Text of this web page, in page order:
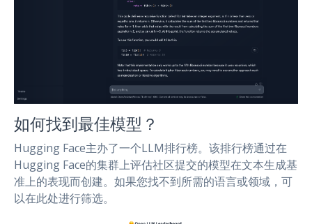
如何找到最佳模型？
Hugging Face主办了一个LLM排行榜。该排行榜通过在
Hugging Face的集群上评估社区提交的模型在文本生成基
准上的表现而创建。如果您找不到所需的语言或领域，可
以在此处进行筛选。